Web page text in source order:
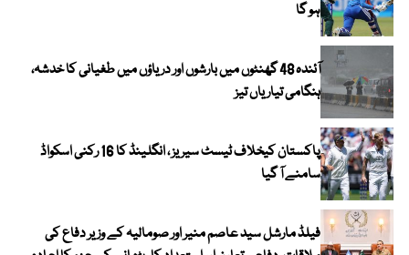
ہو گا
آئندہ 48 گھنٹوں میں بارشوں اور دریاؤں میں طغیانی کا خدشہ،
ہنگامی تیاریاں تیز
پاکستان کیخلاف ٹیسٹ سیریز ، انگلینڈ کا 16 رکنی اسکواڈ
سامنے آ گیا
فیلڈ مارشل سید عاصم منیر اور صومالیہ کے وزیر دفاع کی